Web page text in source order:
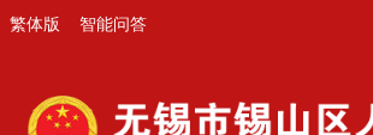
繁体版 智能问答